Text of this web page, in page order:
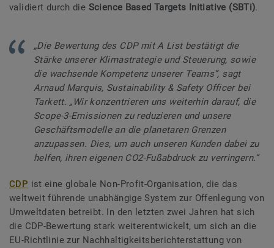
validiert durch die Science Based Targets Initiative (SBTi).
„Die Bewertung des CDP mit A List bestätigt die
Stärke unserer Klimastrategie und Steuerung, sowie
die wachsende Kompetenz unserer Teams“, sagt
Arnaud Marquis, Sustainability & Safety Officer bei
Tarkett. „Wir konzentrieren uns weiterhin darauf, die
Scope-3-Emissionen zu reduzieren und unsere
Geschäftsmodelle an die planetaren Grenzen
anzupassen. Dies, um auch unseren Kunden dabei zu
helfen, ihren eigenen CO2-Fußabdruck zu verringern.“
CDP ist eine globale Non-Profit-Organisation, die das
weltweit führende unabhängige System zur Offenlegung von
Umweltdaten betreibt. In den letzten zwei Jahren hat sich
die CDP-Bewertung stark weiterentwickelt, um sich an die
EU-Richtlinie zur Nachhaltigkeitsberichterstattung von